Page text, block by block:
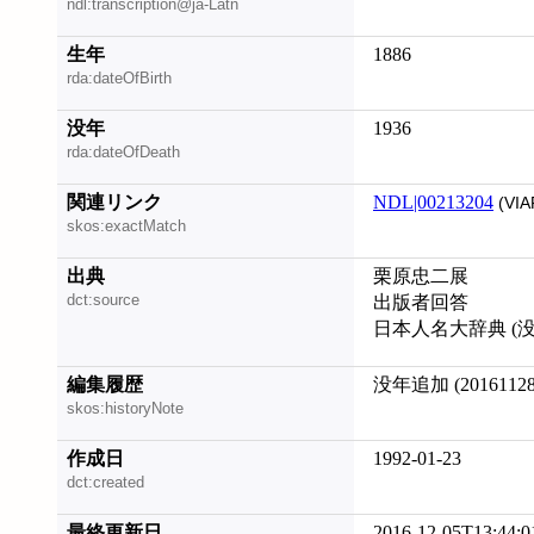
ndl:transcription@ja-Latn
生年
rda:dateOfBirth
1886
没年
rda:dateOfDeath
1936
関連リンク
skos:exactMatch
NDL|00213204
出典
dct:source
栗原忠二展
出版者回答
日本人名大辞典 (
編集履歴
skos:historyNote
没年追加
作成日
dct:created
1992-01-23